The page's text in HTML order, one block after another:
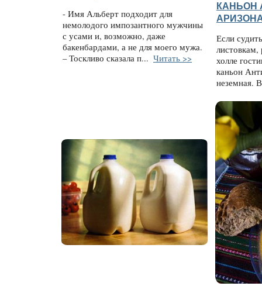
- Имя Альберт подходит для
немолодого импозантного мужчины
с усами и, возможно, даже
бакенбардами, а не для моего мужа.
– Тоскливо сказала п... Читать >>
КАНЬОН
Если
холле
каньон
неземная.